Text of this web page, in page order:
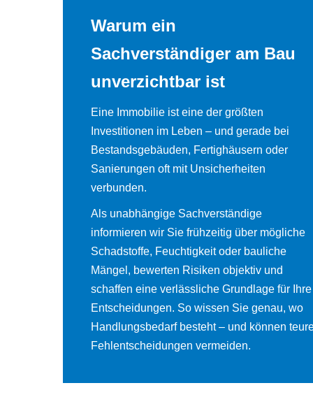
Warum ein
Sachverständiger am Bau
unverzichtbar ist
Eine Immobilie ist eine der größten
Investitionen im Leben – und gerade bei
Bestandsgebäuden, Fertighäusern oder
Sanierungen oft mit Unsicherheiten
verbunden.
Als unabhängige Sachverständige
informieren wir Sie frühzeitig über mögliche
Schadstoffe, Feuchtigkeit oder bauliche
Mängel, bewerten Risiken objektiv und
schaffen eine verlässliche Grundlage für Ihre
Entscheidungen. So wissen Sie genau, wo
Handlungsbedarf besteht – und können
Fehlentscheidungen vermeiden.